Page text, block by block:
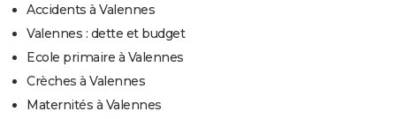
Accidents à Valennes
Valennes : dette et budget
Ecole primaire à Valennes
Crèches à Valennes
Maternités à Valennes